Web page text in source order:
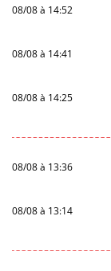
08/08 à 14:52
08/08 à 14:41
08/08 à 14:25
08/08 à 13:36
08/08 à 13:14